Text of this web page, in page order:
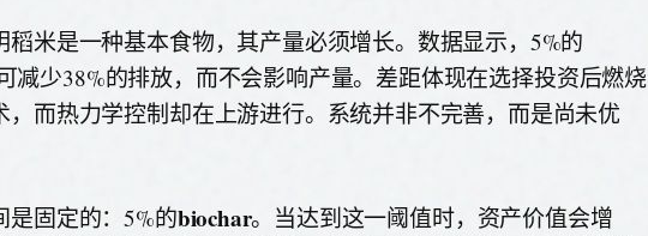
稻米是一种基本食物，其产量必须增长。数据显示，5%的
减少38%的排放，而不会影响产量。差距体现在选择投资后燃烧
，而热力学控制却在上游进行。系统并非不完善，而是尚未优
是固定的：5%的biochar。当达到这一阈值时，资产价值会增